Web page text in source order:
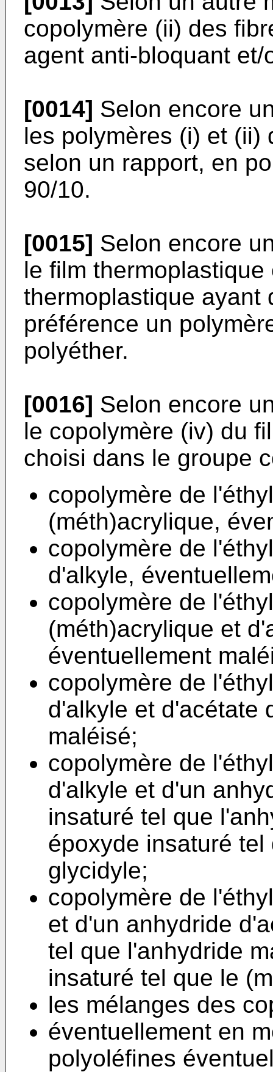
copolymère (ii) des
agent anti-bloquant
[0014] Selon encore
les polymères (i) et (ii)
selon un rapport, en
90/10.
[0015] Selon encore
le film
thermoplastique ayant
préférence un
polyéther.
[0016] Selon encore
le copolymère (iv) du
choisi dans le groupe
copolymère de
(méth)acrylique,
copolymère de
d'alkyle,
copolymère de
(méth)acrylique et
éventuellement
copolymère de
d'alkyle et d'acétate
maléisé;
copolymère de
d'alkyle et d'un
insaturé tel que
époxyde insaturé
glycidyle;
copolymère de
et d'un anhydride
tel que l'anhydride
insaturé tel que le
les mélanges des
éventuellement en
polyoléfines